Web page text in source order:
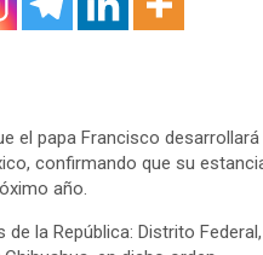
el papa Francisco desarrollará
confirmando que su
año.
la República: Distrito Federal,